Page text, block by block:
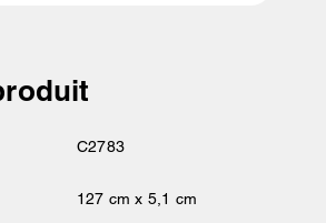
C2783
127 cm x 5,1 cm